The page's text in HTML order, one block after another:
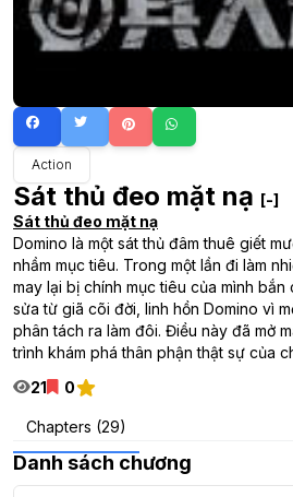
Action
Sát thủ đeo mặt nạ [-]
Sát thủ đeo mặt nạ
Domino là một sát thủ đâm thuê giết
nhầm mục tiêu. Trong một lần đi làm
may lại bị chính mục tiêu của mình bắn
sửa từ giã cõi đời, linh hồn Domino vì
phân tách ra làm đôi. Điều này đã mở
trình khám phá thân phận thật sự của
21
0
Chapters (29)
Danh sách chương